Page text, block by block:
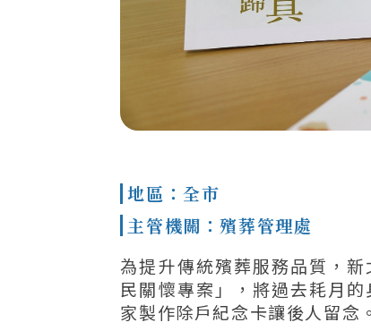
地區：全市
主管機關：殯葬管理處
為提升傳統殯葬服務品質，
民關懷專案」，將過去耗月
家製作除戶紀念卡讓後人留念。